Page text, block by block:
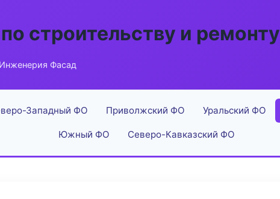
строительству и ремонту
Фасад
Западный ФО Приволжский ФО Уральский ФО
Южный ФО Северо-Кавказский ФО